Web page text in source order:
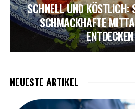
SCHNELL UND KÖSTLICH:
SCHMACKHAFTE
ENTDECKEN
NEUESTE ARTIKEL